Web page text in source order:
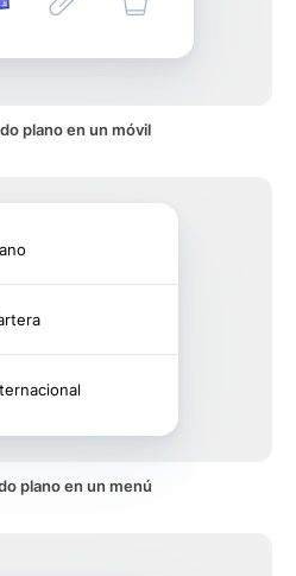
plano en un móvil
plano en un menú